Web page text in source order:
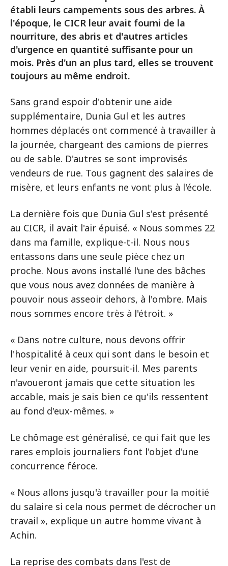
établi leurs campements sous des arbres. À
l'époque, le CICR leur avait fourni de la
nourriture, des abris et d'autres articles
d'urgence en quantité suffisante pour un
mois. Près d'un an plus tard, elles se trouvent
toujours au même endroit.
Sans grand espoir d'obtenir une aide
supplémentaire, Dunia Gul et les autres
hommes déplacés ont commencé à travailler à
la journée, chargeant des camions de pierres
ou de sable. D'autres se sont improvisés
vendeurs de rue. Tous gagnent des salaires de
misère, et leurs enfants ne vont plus à l'école.
La dernière fois que Dunia Gul s'est présenté
au CICR, il avait l'air épuisé. « Nous sommes 22
dans ma famille, explique-t-il. Nous nous
entassons dans une seule pièce chez un
proche. Nous avons installé l'une des bâches
que vous nous avez données de manière à
pouvoir nous asseoir dehors, à l'ombre. Mais
nous sommes encore très à l'étroit. »
« Dans notre culture, nous devons offrir
l'hospitalité à ceux qui sont dans le besoin et
leur venir en aide, poursuit-il. Mes parents
n'avoueront jamais que cette situation les
accable, mais je sais bien ce qu'ils ressentent
au fond d'eux-mêmes. »
Le chômage est généralisé, ce qui fait que les
rares emplois journaliers font l'objet d'une
concurrence féroce.
« Nous allons jusqu'à travailler pour la moitié
du salaire si cela nous permet de décrocher un
travail », explique un autre homme vivant à
Achin.
La reprise des combats dans l'est de